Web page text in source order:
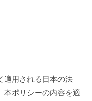
適用される日本の法
本ポリシーの内容を適